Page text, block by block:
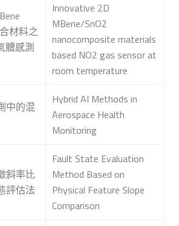
材料之
體感測
Innovative 2D
MBene/SnO2
nanocomposite materials
based NO2 gas sensor at
room temperature
中的混
Hybrid AI Methods in
Aerospace Health
Monitoring
斜率比
評估法
Fault State Evaluation
Method Based on
Physical Feature Slope
Comparison